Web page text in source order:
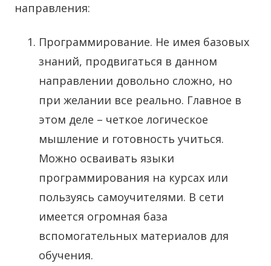
направления:
Программирование. Не имея базовых
знаний, продвигаться в данном
направлении довольно сложно, но
при желании все реально. Главное в
этом деле – четкое логическое
мышление и готовность учиться.
Можно осваивать языки
программирования на курсах или
пользуясь самоучителями. В сети
имеется огромная база
вспомогательных материалов для
обучения.